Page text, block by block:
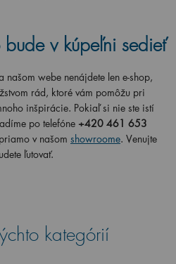
v kúpeľni sedieť
našom webe nenájdete len e-shop,
rád, ktoré vám pomôžu pri
inšpirácie. Pokiaľ si nie ste istí
po telefóne +420 461 653
v našom showroome. Venujte
ľutovať.
kategórií